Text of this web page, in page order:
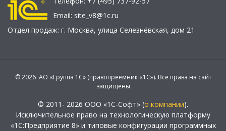
Email: site_v8@1c.ru
Отдел продаж: г. Москва, улица Селезнёвская, дом 21
© 2026 АО «Группа 1С» (правопреемник «1С»). Все права на сайт
защищены
© 2011- 2026 ООО «1С-Софт» (о компании).
Исключительное право на технологическую платформу
«1С:Предприятие 8» и типовые конфигурации программных